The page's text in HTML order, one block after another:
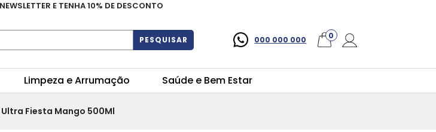
E TENHA 10% DE DESCONTO
PESQUISAR 000 000 000 0
Limpeza e Arrumação Saúde e Bem Estar
Fiesta Mango 500Ml